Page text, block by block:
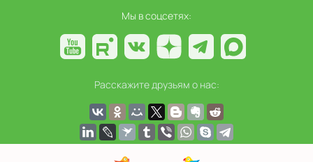
Мы в соцсетях:
Расскажите друзьям о нас: